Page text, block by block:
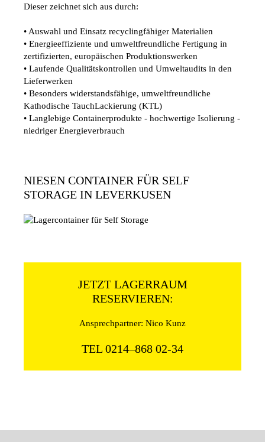
Dieser zeichnet sich aus durch:
• Auswahl und Einsatz recyclingfähiger Materialien
• Energieeffiziente und umweltfreundliche Fertigung in
zertifizierten, europäischen Produktionswerken
• Laufende Qualitätskontrollen und Umweltaudits in den
Lieferwerken
• Besonders widerstandsfähige, umweltfreundliche
Kathodische TauchLackierung (KTL)
• Langlebige Containerprodukte - hochwertige Isolierung -
niedriger Energieverbrauch
NIESEN CONTAINER FÜR SELF
STORAGE IN LEVERKUSEN
JETZT LAGERRAUM
RESERVIEREN:
Ansprechpartner: Nico Kunz
TEL 0214–868 02-34